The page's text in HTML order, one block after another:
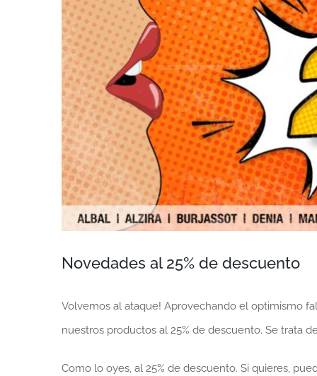
Novedades al 25% de descuento
Volvemos al ataque! Aprovechando el optimismo
nuestros productos al 25% de descuento. Se trata
Como lo oyes, al 25% de descuento. Si quieres,